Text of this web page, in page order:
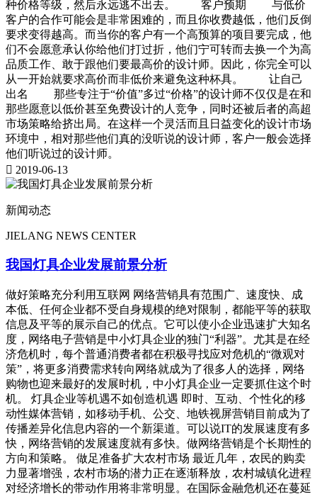
种价格等级，然后永远逃不出去。 客户预期 与低价
客户的合作可能会是非常困难的，而且你收费越低，他们反倒
要求变得越高。而当你的客户有一个高预算的项目要完成，他
们不会愿意承认你给他们打过折，他们宁可转而去换一个为高
品质工作、敢于跟他们要最高价的设计师。因此，你完全可以
从一开始就要求高价而非低价来避免这种杯具。 让自己
出名 那些专注于“价值”多过“价格”的设计师不仅仅是在和
那些愿意以低价甚至免费设计的人竞争，同时还被后者的高超
市场策略给挤出局。在这样一个灵活而且日益变化的设计市场
环境中，相对那些他们真的没听说的设计师，客户一般会选择
他们听说过的设计师。
 2019-06-13
新闻动态
JIELANG NEWS CENTER
我国灯具企业发展前景分析
做好策略充分利用互联网 网络营销具有范围广、速度快、成
本低、任何企业都不受自身规模的绝对限制，都能平等的获取
信息及平等的展示自己的优点。它可以使小企业迅速扩大知名
度，网络电子营销是中小灯具企业的独门“利器”。尤其是在经
济危机时，每个普通消费者都在积极寻找应对危机的“微观对
策”，将更多消费需求转向网络就成为了很多人的选择，网络
购物也迎来最好的发展时机，中小灯具企业一定要抓住这个时
机。 灯具企业等机遇不如创造机遇 即时、互动、个性化的移
动性媒体营销，如移动手机、公交、地铁视屏营销目前成为了
传播差异化信息内容的一个新渠道。可以说IT的发展速度有多
快，网络营销的发展速度就有多快。做网络营销是个长期性的
方向和策略。 做足准备扩大农村市场 最近几年，农民的购卖
力显著增强，农村市场的潜力正在逐渐释放，农村城镇化进程
对经济增长的带动作用将非常明显。在国际金融危机还在蔓延